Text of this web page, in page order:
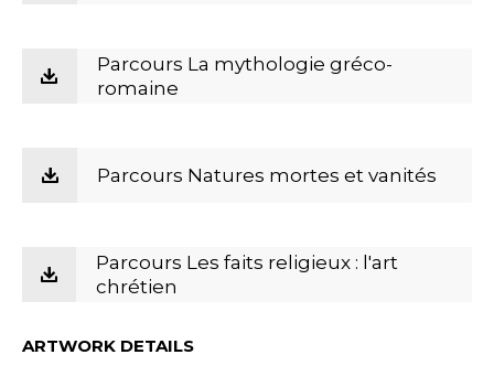
Parcours La mythologie gréco-
romaine
Parcours Natures mortes et vanités
Parcours Les faits religieux : l'art
chrétien
ARTWORK DETAILS